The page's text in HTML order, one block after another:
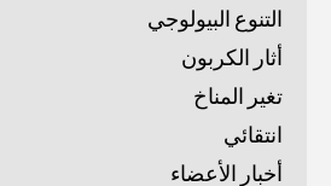
التنوع البيولوجي
أثار الكربون
تغير المناخ
انتقائي
أخبار الأعضاء